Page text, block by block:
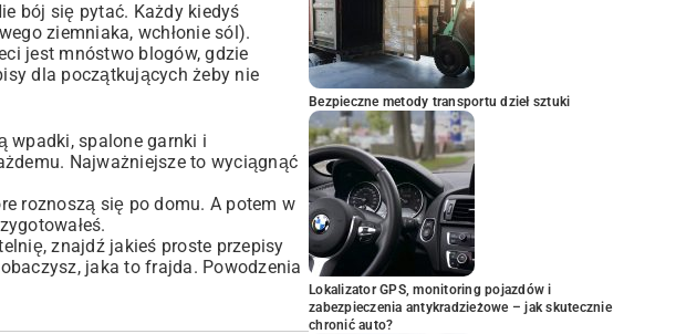
bój się pytać. Każdy kiedyś
ziemniaka, wchłonie sól).
jest mnóstwo blogów, gdzie
dla początkujących żeby nie
wpadki, spalone garnki i
Najważniejsze to wyciągnąć
roznoszą się po domu. A potem w
znajdź jakieś proste przepisy
jaka to frajda. Powodzenia
Bezpieczne metody transportu dzieł sztuki
Lokalizator GPS, monitoring pojazdów i
zabezpieczenia antykradzieżowe – jak skutecznie
chronić auto?